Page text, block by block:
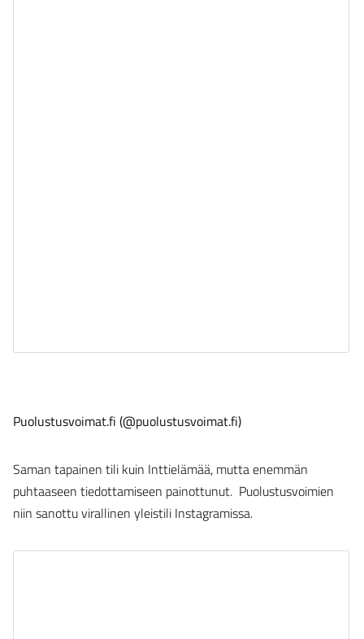
Puolustusvoimat.fi (@puolustusvoimat.fi)
Saman tapainen tili kuin Inttielämää, mutta enemmän
puhtaaseen tiedottamiseen painottunut. Puolustusvoimien
niin sanottu virallinen yleistili Instagramissa.